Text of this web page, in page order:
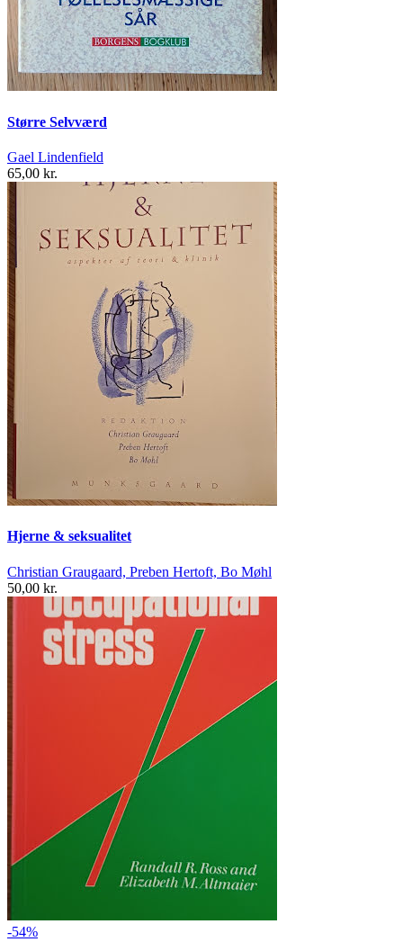
Større Selvværd
Gael Lindenfield
65,00 kr.
Hjerne & seksualitet
Christian Graugaard, Preben Hertoft, Bo Møhl
50,00 kr.
-54%